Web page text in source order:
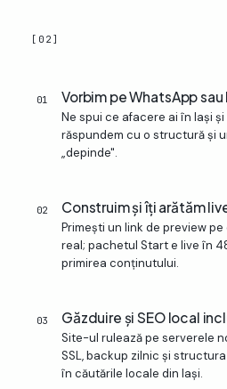
[02]
01 Vorbim pe WhatsApp
Ne spui ce afacere ai în Iași
răspundem cu o structură și
„depinde".
02 Construim și îți arătăm
Primești un link de preview
real; pachetul Start e live în
primirea conținutului.
03 Găzduire și SEO local
Site-ul rulează pe serverele
SSL, backup zilnic și
în căutările locale din Iași.